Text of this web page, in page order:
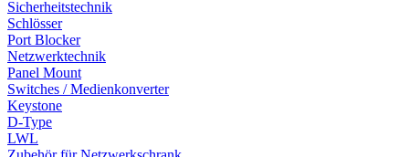
Sicherheitstechnik
Schlösser
Port Blocker
Netzwerktechnik
Panel Mount
Switches / Medienkonverter
Keystone
D-Type
LWL